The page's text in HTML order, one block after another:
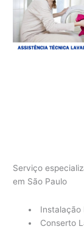
Serviço
em São Paulo
Instalação
Conserto